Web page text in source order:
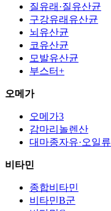
질유래·질유산균
구강유래유산균
뇌유산균
코유산균
모발유산균
부스터+
오메가
오메가3
감마리놀렌산
대마종자유·오일류
비타민
종합비타민
비타민B군